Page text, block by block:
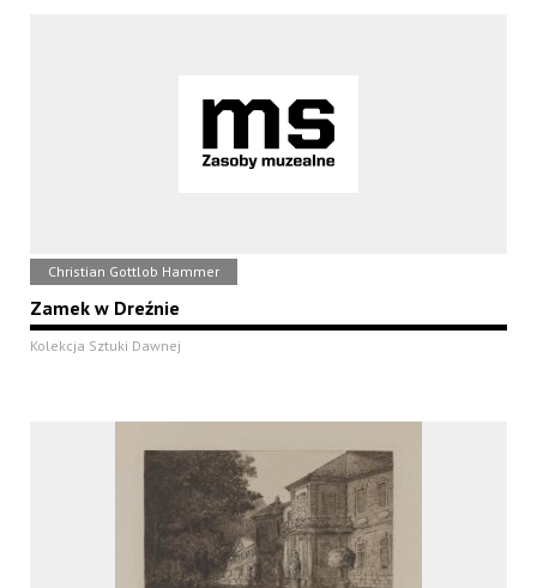
Christian Gottlob Hammer
Zamek w Dreźnie
Kolekcja Sztuki Dawnej